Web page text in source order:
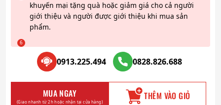
khuyến mại tặng quà hoặc giảm giá cho cả người
giới thiệu và người được giới thiệu khi mua sản
phẩm.
0913.225.494 0828.826.688
MUA NGAY
(Giao nhanh từ 2h hoặc nhận tại cửa hàng) THÊM VÀO GIỎ